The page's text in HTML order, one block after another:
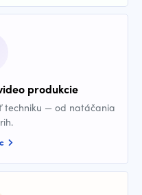
produkcie
techniku — od natáčania